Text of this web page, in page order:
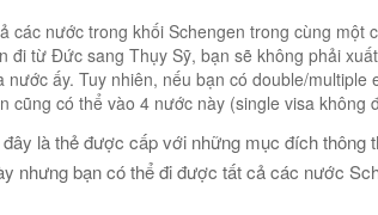
nước trong khối Schengen trong cùng
từ Đức sang Thụy Sỹ, bạn sẽ không phải
ấy. Tuy nhiên, nếu bạn có double/
cũng có thể vào 4 nước này (single visa
là thẻ được cấp với những mục đích
nhưng bạn có thể đi được tất cả các nước